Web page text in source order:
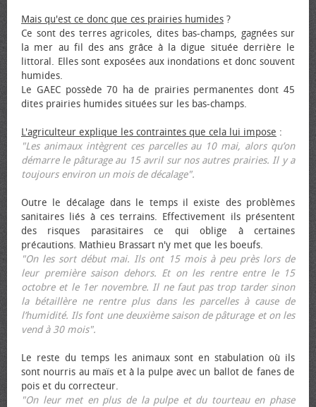
Mais qu'est ce donc que ces prairies humides ?
Ce sont des terres agricoles, dites bas-champs, gagnées sur
la mer au fil des ans grâce à la digue située derrière le
littoral. Elles sont exposées aux inondations et donc souvent
humides.
Le GAEC possède 70 ha de prairies permanentes dont 45
dites prairies humides situées sur les bas-champs.
L'agriculteur explique les contraintes que cela lui impose :
"Les animaux intègrent ces parcelles au 10 mai, alors qu’on
démarre le pâturage au 15 avril sur nos autres prairies. Il y a
toujours environ un mois de décalage".
Outre le décalage dans le temps il existe des problèmes
sanitaires liés à ces terrains. Effectivement ils présentent
des risques parasitaires ce qui oblige à certaines
précautions. Mathieu Brassart n'y met que les bœufs.
"On les sort début mai. Ils ont 15 mois à peu près lors de
leur première saison dehors. Et on les rentre entre le 15
octobre et le 1er novembre. Il ne faut pas trop tarder sinon
la bétaillère ne rentre plus dans les parcelles à cause de
l’humidité. Ils font une deuxième saison de pâturage et on les
vend à 30 mois".
Le reste du temps les animaux sont en stabulation où ils
sont nourris au maïs et à la pulpe avec un ballot de fanes de
pois et du correcteur.
"On leur met en plus de la pulpe et du tourteau en phase